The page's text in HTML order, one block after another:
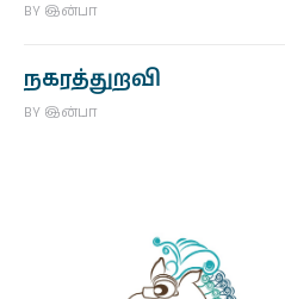
BY இன்பா
நகரத்துறவி
BY இன்பா